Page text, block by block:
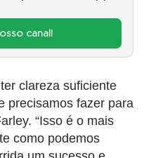
canal!
clareza suficiente
precisamos fazer para
“Isso é o mais
como podemos